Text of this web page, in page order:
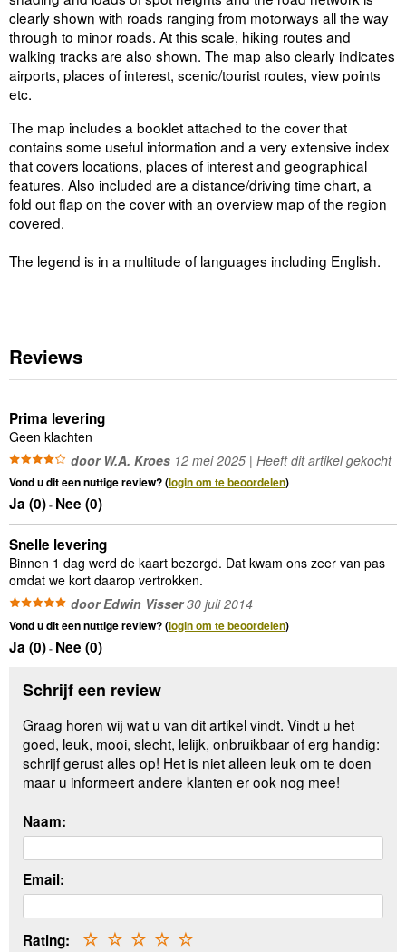
clearly shown with roads ranging from motorways all the way
through to minor roads. At this scale, hiking routes and
walking tracks are also shown. The map also clearly indicates
airports, places of interest, scenic/tourist routes, view points
etc.
The map includes a booklet attached to the cover that
contains some useful information and a very extensive index
that covers locations, places of interest and geographical
features. Also included are a distance/driving time chart, a
fold out flap on the cover with an overview map of the region
covered.
The legend is in a multitude of languages including English.
Reviews
Prima levering
Geen klachten
door W.A. Kroes 12 mei 2025 | Heeft dit artikel gekocht
Vond u dit een nuttige review? (login om te beoordelen)
Ja (0)- Nee (0)
Snelle levering
Binnen 1 dag werd de kaart bezorgd. Dat kwam ons zeer van pas
omdat we kort daarop vertrokken.
door Edwin Visser30 juli 2014
Vond u dit een nuttige review? (login om te beoordelen)
Ja (0)- Nee (0)
Schrijf een review
Graag horen wij wat u van dit artikel vindt. Vindt u het
goed, leuk, mooi, slecht, lelijk, onbruikbaar of erg handig:
schrijf gerust alles op! Het is niet alleen leuk om te doen
maar u informeert andere klanten er ook nog mee!
Naam:
Email:
Rating: ☆
☆
☆
☆
☆